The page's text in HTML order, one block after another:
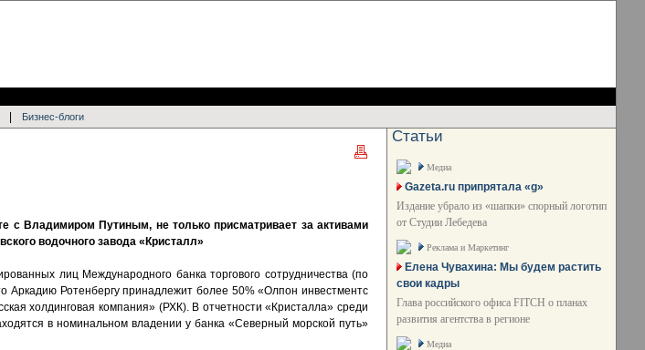
Бизнес-блоги
с Владимиром Путиным, не только присматривает за активами
водочного завода «Кристалл»
лиц Международного банка торгового сотрудничества (по
Аркадию Ротенбергу принадлежит более 50% «Олпон инвестментс
холдинговая компания» (РХК). В отчетности «Кристалла» среди
в номинальном владении у банка «Северный морской путь»
Статьи
Медиа
Gazeta.ru припрятала «g»
Издание убрало из «шапки» спорный логотип
от Студии Лебедева
Реклама и Маркетинг
Елена Чувахина: Мы будем растить
свои кадры
Глава российского офиса FITCH о планах
развития агентства в регионе
Медиа